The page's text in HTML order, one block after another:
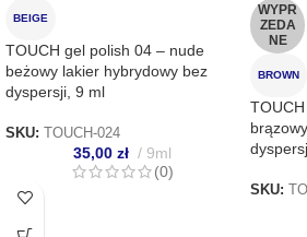
BEIGE
TOUCH gel polish 04 – nude
beżowy lakier hybrydowy bez
dyspersji, 9 ml
SKU: TOUCH-024
35,00 zł
9ml
(0)
WYPR
ZEDA
NE
BROWN
SKU: